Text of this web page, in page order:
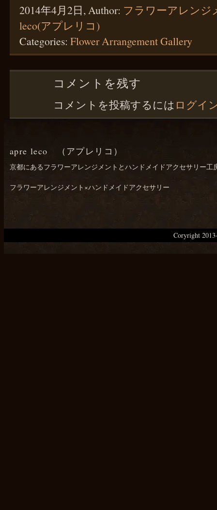
2014年4月2日, Author: フラワーアレンジ
leco(アプレリコ)
Categories: Flower Arrangement Gallery
コメントを残す
コメントを投稿するには ログイ
apre leco （アプレリコ）
京都にあるフラワーアレンジメントとハンドメイドアクセサリー工
フラワーアレンジメント×ハンドメイドアクセサリー
Coryright